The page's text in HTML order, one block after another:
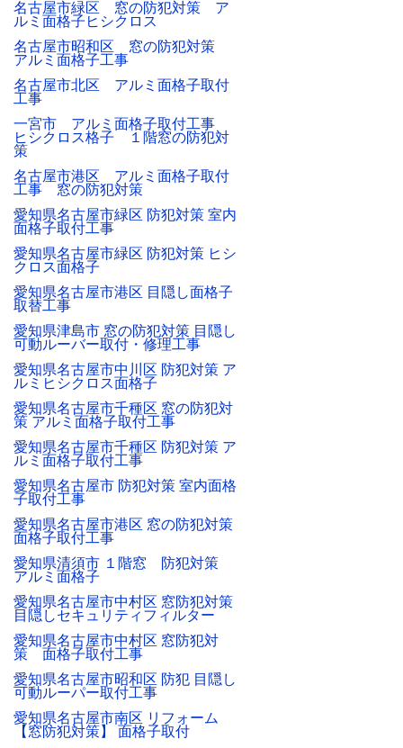
名古屋市緑区 窓の防犯対策 ア
ルミ面格子ヒシクロス
名古屋市昭和区 窓の防犯対策
アルミ面格子工事
名古屋市北区 アルミ面格子取付
工事
一宮市 アルミ面格子取付工事
ヒシクロス格子 １階窓の防犯対
策
名古屋市港区 アルミ面格子取付
工事 窓の防犯対策
愛知県名古屋市緑区 防犯対策 室内
面格子取付工事
愛知県名古屋市緑区 防犯対策 ヒシ
クロス面格子
愛知県名古屋市港区 目隠し面格子
取替工事
愛知県津島市 窓の防犯対策 目隠し
可動ルーバー取付・修理工事
愛知県名古屋市中川区 防犯対策 ア
ルミヒシクロス面格子
愛知県名古屋市千種区 窓の防犯対
策 アルミ面格子取付工事
愛知県名古屋市千種区 防犯対策 ア
ルミ面格子取付工事
愛知県名古屋市 防犯対策 室内面格
子取付工事
愛知県名古屋市港区 窓の防犯対策
面格子取付工事
愛知県清須市 １階窓 防犯対策
アルミ面格子
愛知県名古屋市中村区 窓防犯対策
目隠しセキュリティフィルター
愛知県名古屋市中村区 窓防犯対
策 面格子取付工事
愛知県名古屋市昭和区 防犯 目隠し
可動ルーパー取付工事
愛知県名古屋市南区 リフォーム
【窓防犯対策】 面格子取付